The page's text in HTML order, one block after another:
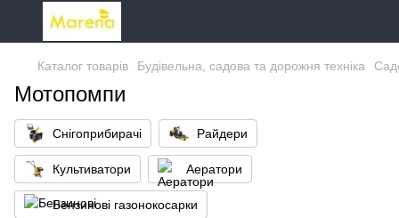
Каталог товарів Будівельна, садова та дорожня техніка
Мотопомпи
Снігоприбирачі Райдери
Культиватори Аератори
Бензинові газонокосарки